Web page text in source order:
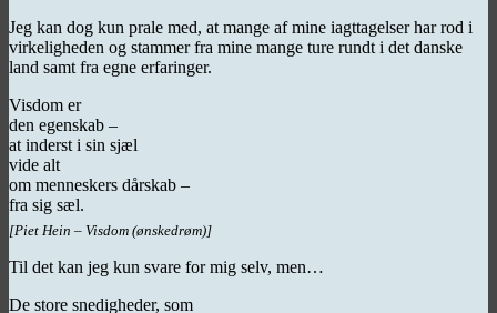
Jeg kan dog kun prale med, at mange af mine iagttagelser har rod i
virkeligheden og stammer fra mine mange ture rundt i det danske
land samt fra egne erfaringer.
Visdom er
den egenskab –
at inderst i sin sjæl
vide alt
om menneskers dårskab –
fra sig sæl.
[Piet Hein – Visdom (ønskedrøm)]
Til det kan jeg kun svare for mig selv, men…
De store snedigheder, som